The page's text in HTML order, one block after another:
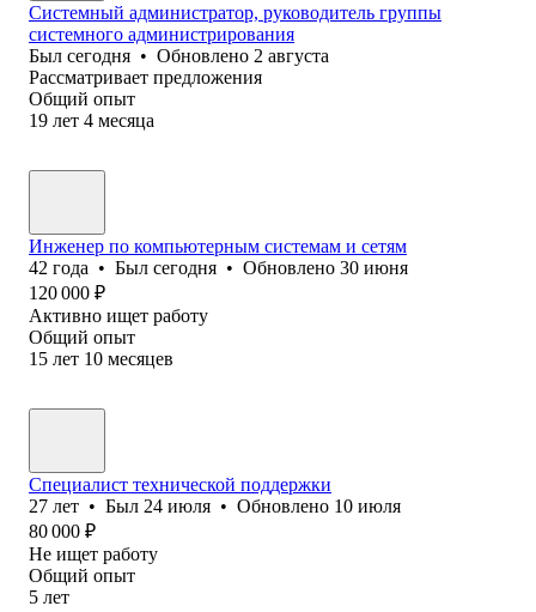
Системный администратор, руководитель группы
системного администрирования
Был сегодня • Обновлено 2 августа
Рассматривает предложения
Общий опыт
19 лет 4 месяца
Инженер по компьютерным системам и сетям
42 года • Был сегодня • Обновлено 30 июня
120 000 ₽
Активно ищет работу
Общий опыт
15 лет 10 месяцев
Специалист технической поддержки
27 лет • Был 24 июля • Обновлено 10 июля
80 000 ₽
Не ищет работу
Общий опыт
5 лет